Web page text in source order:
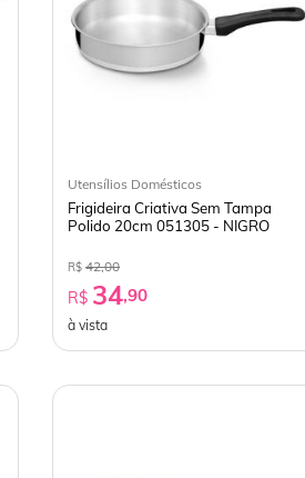
Utensílios Domésticos
Frigideira Criativa Sem Tampa
Polido 20cm 051305 - NIGRO
R$42,00
R$ 34,90
à vista